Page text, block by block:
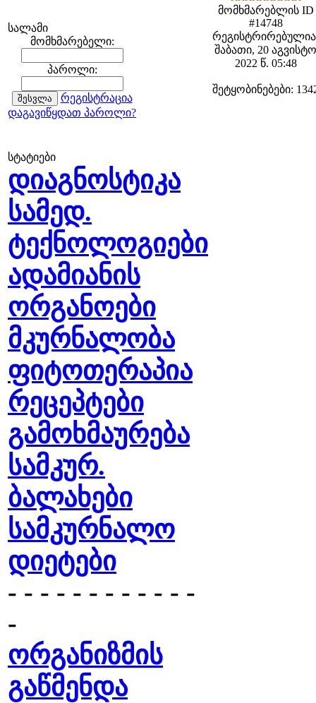
სალამი
მომხმარებელი:
პაროლი:
რეგისტრაცია
დაგავიწყდათ პაროლი?
სტატიები
დიაგნოსტიკა
სამედ.
ტექნოლოგიები
ადამიანის
ორგანოები
მკურნალობა
ფიტოთერაპია
რეცეპტები
გამოხმაურება
სამკურ.
ბალახები
სამკურნალო
დიეტები
- - - - - - - - - - - -
-
ორგანიზმის
გაწმენდა
მომხმარებლის ID
#14748
შაბათი, 20 აგვისტო
2022 წ. 05:48
შეტყობინებები: